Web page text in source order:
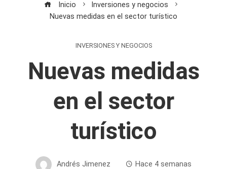
Inicio
Inversiones y negocios
Nuevas medidas en el sector turístico
INVERSIONES Y NEGOCIOS
Nuevas medidas
en el sector
turístico
Andrés Jimenez Hace 4 semanas